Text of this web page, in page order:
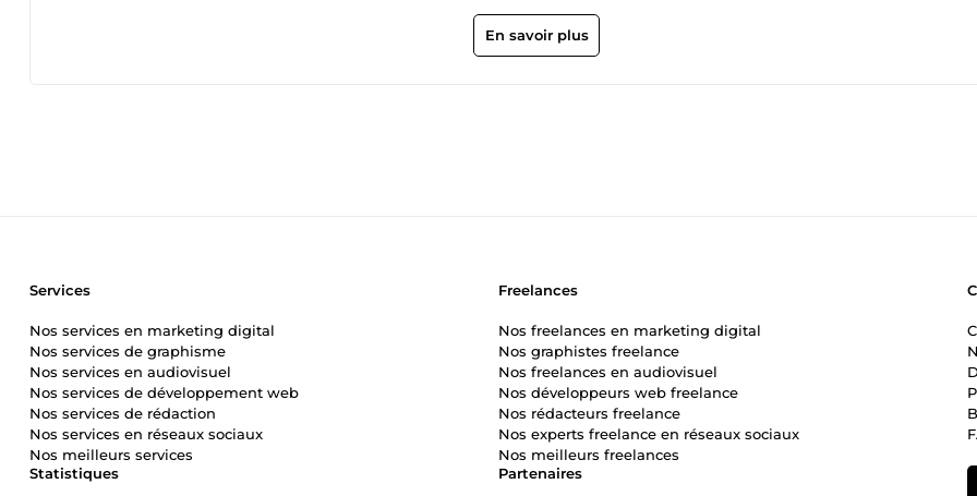
solution, je m’adapte à vos besoins pour que votre entreprise fonctionne de manière fluide, sans stress inutile. Travaillons
ensemble pour simplifier votre quotidien et booster votre productivité !
En savoir plus
Partenaires
Statistiques
Services
Nos services en marketing digital
Nos services de graphisme
Nos services en audiovisuel
Nos services de développement web
Nos services de rédaction
Nos services en réseaux sociaux
Nos meilleurs services
Freelances
Nos freelances en marketing digital
Nos graphistes freelance
Nos freelances en audiovisuel
Nos développeurs web freelance
Nos rédacteurs freelance
Nos experts freelance en réseaux sociaux
Nos meilleurs freelances